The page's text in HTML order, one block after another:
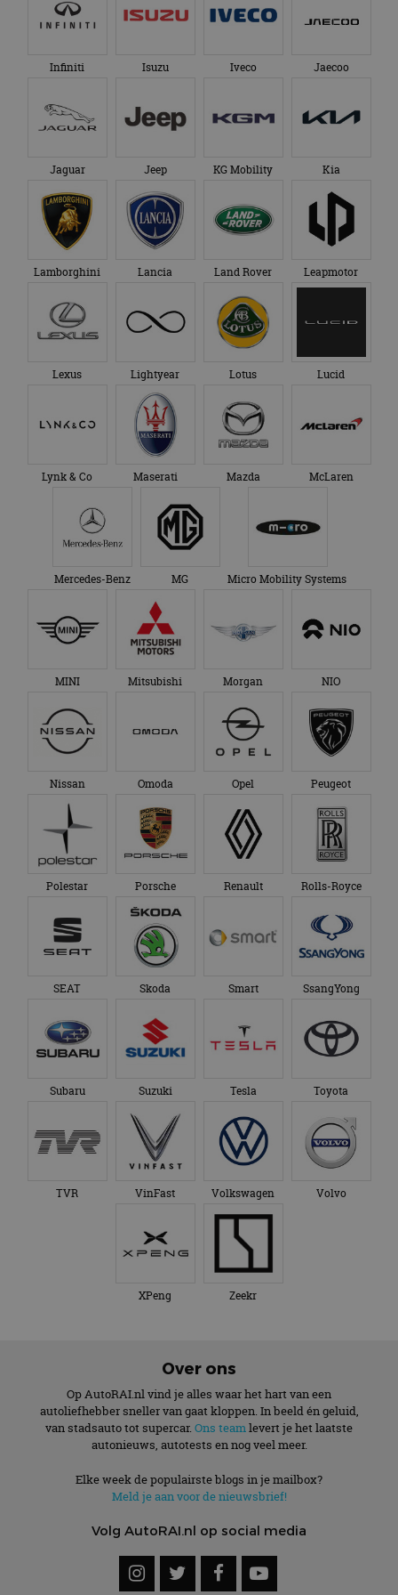
Infiniti Isuzu Iveco Jaecoo
Jaguar Jeep KG Mobility Kia
Lamborghini Lancia Land Rover Leapmotor
Lexus Lightyear Lotus Lucid
Lynk & Co Maserati Mazda McLaren
Mercedes-Benz MG Micro Mobility Systems
MINI Mitsubishi Morgan NIO
Nissan Omoda Opel Peugeot
Polestar Porsche Renault Rolls-Royce
SEAT Skoda Smart SsangYong
Subaru Suzuki Tesla Toyota
TVR VinFast Volkswagen Volvo
XPeng Zeekr
Over ons
Op AutoRAI.nl vind je alles waar het hart van een
autoliefhebber sneller van gaat kloppen. In beeld én geluid,
van stadsauto tot supercar. Ons teamlevert je het laatste
autonieuws, autotests en nog veel meer.
Elke week de populairste blogs in je mailbox?
Meld je aan voor de nieuwsbrief!
Volg AutoRAI.nl op social media